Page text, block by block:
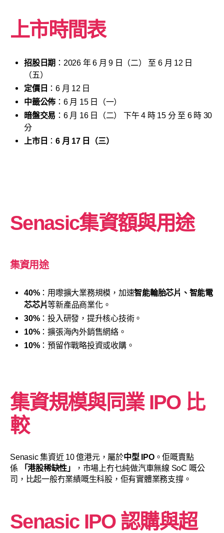
上市時間表
招股日期 ：2026 年 6 月 9 日（二） 至 6 月 12 日
（五）
定價日 ：6 月 12 日
中籤公佈 ：6 月 15 日（一）
暗盤交易 ：6 月 16 日（二） 下午 4 時 15 分 至 6 時 30
分
上市日 ：6 月 17 日（三）
Senasic集資額與用途
集資用途
40%：用嚟擴大業務規模，加速智能輪胎芯片、智能電
芯芯片等新產品商業化。
30%：投入研發，提升核心技術。
10%：擴張海內外銷售網絡。
10%：預留作戰略投資或收購。
集資規模與同業 IPO 比
較
Senasic 集資近 10 億港元，屬於中型 IPO。佢嘅賣點
係
「港股稀缺性」
，市場上冇乜純做汽車無線 SoC 嘅公
司，比起一般冇業績嘅生科股，佢有實體業務支撐。
SenasicIPO 認購與超